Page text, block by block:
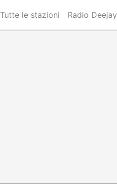
Tutte le stazioni Radio Deejay